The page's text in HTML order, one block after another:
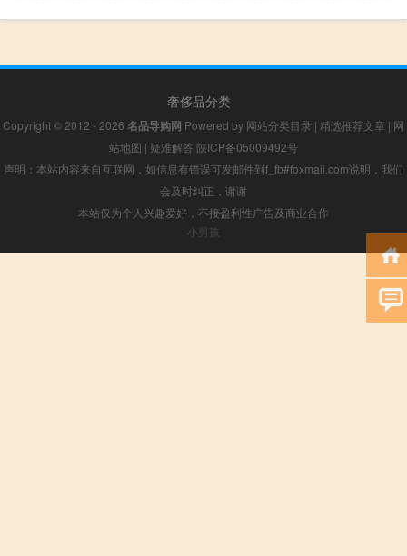
奢侈品分类
Copyright © 2012 - 2026 名品导购网 Powered by 网站分类目录 | 精选推荐文章 | 网
站地图 | 疑难解答 陕ICP备05009492号
声明：本站内容来自互联网，如信息有错误可发邮件到f_fb#foxmail.com说明，我们
会及时纠正，谢谢
本站仅为个人兴趣爱好，不接盈利性广告及商业合作
小男孩